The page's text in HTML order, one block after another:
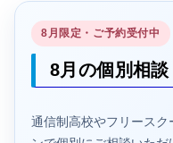
8月限定・ご予約受付中
8月の個別相
通信制高校やフリース